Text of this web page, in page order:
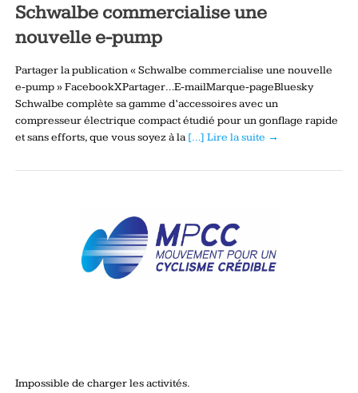
Schwalbe commercialise une
nouvelle e-pump
Partager la publication « Schwalbe commercialise une nouvelle
e-pump » FacebookXPartager…E-mailMarque-pageBluesky
Schwalbe complète sa gamme d’accessoires avec un
compresseur électrique compact étudié pour un gonflage rapide
et sans efforts, que vous soyez à la […] Lire la suite →
Impossible de charger les activités.